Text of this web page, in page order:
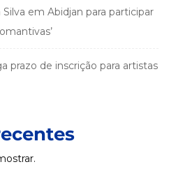
em Abidjan para participar
prazo de inscrição para artistas